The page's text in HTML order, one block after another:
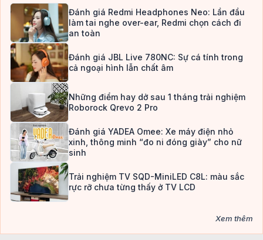
Đánh giá Redmi Headphones Neo: Lần đầu
làm tai nghe over-ear, Redmi chọn cách đi
an toàn
Đánh giá JBL Live 780NC: Sự cá tính trong
cả ngoại hình lẫn chất âm
Những điểm hay dở sau 1 tháng trải nghiệm
Roborock Qrevo 2 Pro
Đánh giá YADEA Omee: Xe máy điện nhỏ
xinh, thông minh “đo ni đóng giày” cho nữ
sinh
Trải nghiệm TV SQD-MiniLED C8L: màu sắc
rực rỡ chưa từng thấy ở TV LCD
Xem thêm